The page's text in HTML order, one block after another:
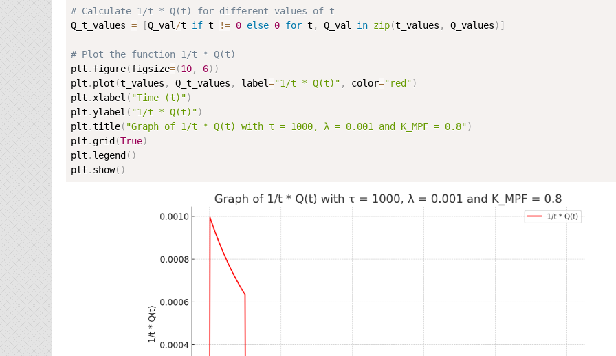
# Calculate 1/t * Q(t) for different values of t
Q_t_values = [Q_val /t if t != 0 else 0 for t , Q_val in zip(t_values , Q_values) ]
# Plot the function 1/t * Q(t)
plt . figure(figsize=(10, 6) )
plt . plot (t_values , Q_t_values , label="1/t * Q(t)" , color="red")
plt . xlabel ( "Time (t)")
plt .ylabel ( "1/t * Q(t)")
plt .title( "Graph of 1/t * Q(t) with τ = 1000, λ = 0.001 and K_MPF = 0.8")
plt .grid (True)
plt . legend ( )
plt . show( )